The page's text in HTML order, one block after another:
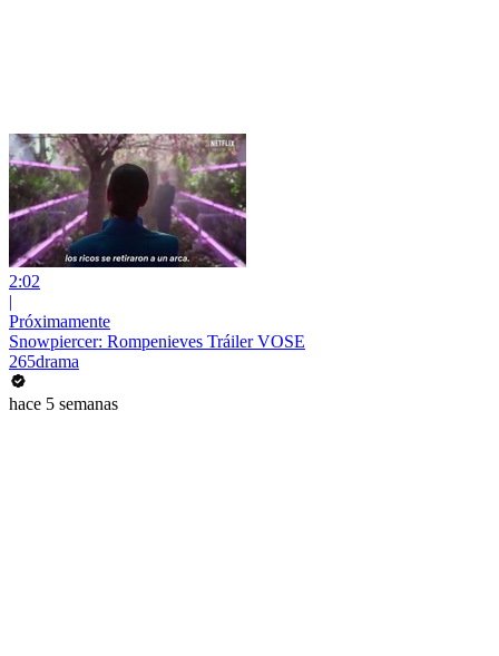
2:02
|
Próximamente
Snowpiercer: Rompenieves Tráiler VOSE
265drama
hace 5 semanas